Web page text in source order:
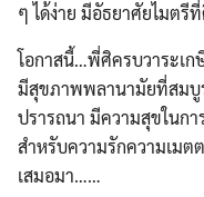
ๆ ได้ง่าย มีอัธยาศัยไมตรี
โอกาสนี้…พี่ศิครบวาระเ
มีสุขภาพพลานามัยที่สมบู
ปรารถนา มีความสุขในก
สำหรับความรักความเมต
เสมอมา……